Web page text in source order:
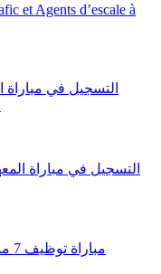
et Agents d’escale à
التسجيل في مباراة